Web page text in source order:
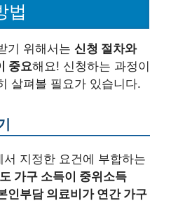
법
기 위해서는 신청 절차와
중요해요! 신청하는 과정이
살펴볼 필요가 있습니다.
지정한 요건에 부합하는
가구 소득이 중위소득
인부담 의료비가 연간 가구